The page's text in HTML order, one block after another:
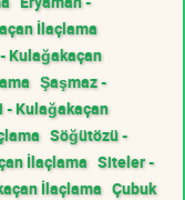
İlaçlama
Kulağakaçan
Şaşmaz -
- Kulağakaçan
Söğütözü -
İlaçlama Siteler -
İlaçlama Çubuk